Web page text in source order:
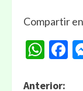
Compartir
Anterior: